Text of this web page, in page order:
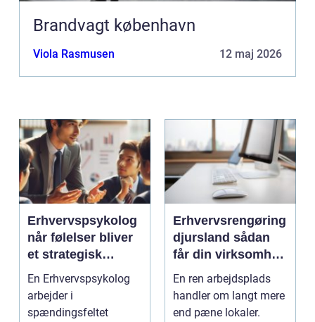
Brandvagt københavn
Viola Rasmusen 12 maj 2026
Erhvervspsykolog
når følelser bliver
et strategisk
værktøj i
arbejdslivet
En Erhvervspsykolog
arbejder i
spændingsfeltet
Erhvervsrengøring
djursland sådan
får din virksomhed
mest muligt ud af
rengøringen
En ren arbejdsplads
handler om langt mere
end pæne lokaler.